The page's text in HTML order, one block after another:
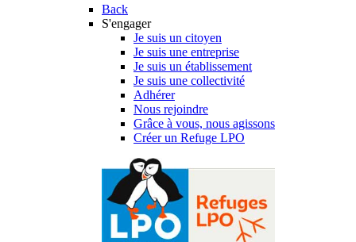
Back
S'engager
Je suis un citoyen
Je suis une entreprise
Je suis un établissement
Je suis une collectivité
Adhérer
Nous rejoindre
Grâce à vous, nous agissons
Créer un Refuge LPO